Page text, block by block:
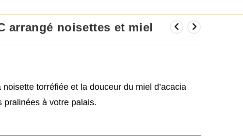
arrangé noisettes et miel
torréfiée et la douceur du miel d’acacia
pralinées à votre palais.